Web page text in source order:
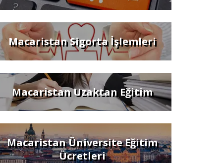
Macaristan Sigorta İşlemleri
Macaristan Uzaktan Eğitim
Macaristan Üniversite Eğitim
Ücretleri